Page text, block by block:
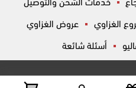
الغزاوي
عروض الغزاوي
أسئلة شائعة